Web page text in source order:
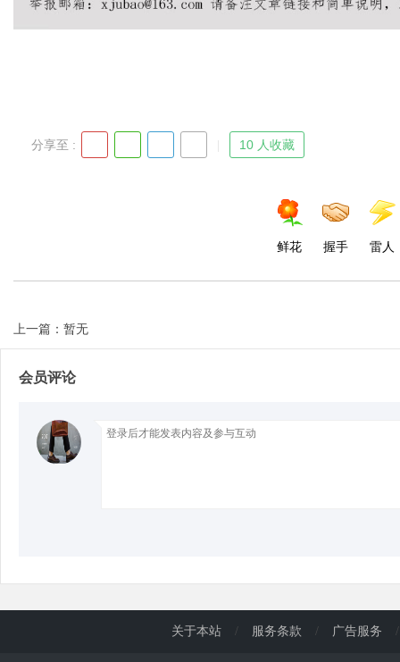
分享至 : 10 人收藏
鲜花 握手 雷人
上一篇：暂无
会员评论
关于本站 / 服务条款 / 广告服务 /